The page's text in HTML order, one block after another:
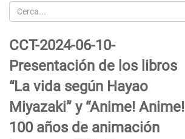
Cerca
CCT-2024-06-10-
Presentación de los libros
“La vida según Hayao
Miyazaki” y “Anime! Anime!
100 años de animación